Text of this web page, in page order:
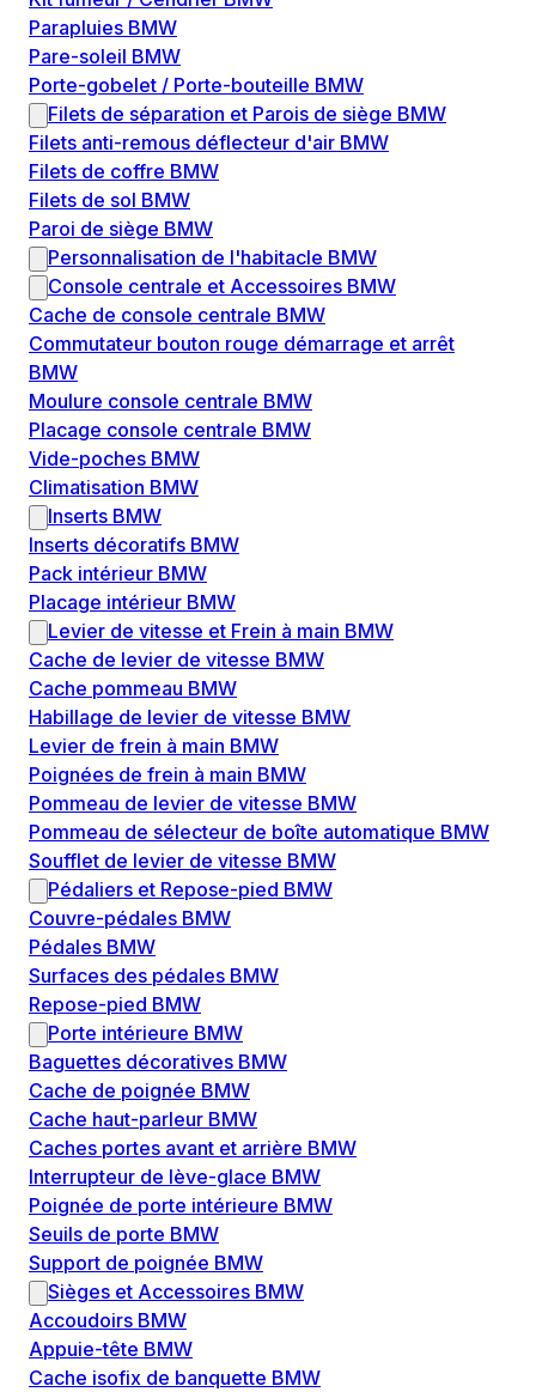
Parapluies BMW
Pare-soleil BMW
Porte-gobelet / Porte-bouteille BMW
Filets de séparation et Parois de siège BMW
Filets anti-remous déflecteur d'air BMW
Filets de coffre BMW
Filets de sol BMW
Paroi de siège BMW
Personnalisation de l'habitacle BMW
Console centrale et Accessoires BMW
Cache de console centrale BMW
Commutateur bouton rouge démarrage et arrêt
BMW
Moulure console centrale BMW
Placage console centrale BMW
Vide-poches BMW
Climatisation BMW
Inserts BMW
Inserts décoratifs BMW
Pack intérieur BMW
Placage intérieur BMW
Levier de vitesse et Frein à main BMW
Cache de levier de vitesse BMW
Cache pommeau BMW
Habillage de levier de vitesse BMW
Levier de frein à main BMW
Poignées de frein à main BMW
Pommeau de levier de vitesse BMW
Pommeau de sélecteur de boîte automatique BMW
Soufflet de levier de vitesse BMW
Pédaliers et Repose-pied BMW
Couvre-pédales BMW
Pédales BMW
Surfaces des pédales BMW
Repose-pied BMW
Porte intérieure BMW
Baguettes décoratives BMW
Cache de poignée BMW
Cache haut-parleur BMW
Caches portes avant et arrière BMW
Interrupteur de lève-glace BMW
Poignée de porte intérieure BMW
Seuils de porte BMW
Support de poignée BMW
Sièges et Accessoires BMW
Accoudoirs BMW
Appuie-tête BMW
Cache isofix de banquette BMW